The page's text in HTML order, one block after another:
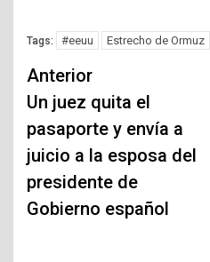
Tags: #eeuu Estrecho de Ormuz
Navegación
de
entradas
Anterior
Un juez quita el
pasaporte y envía a
juicio a la esposa del
presidente de
Gobierno español